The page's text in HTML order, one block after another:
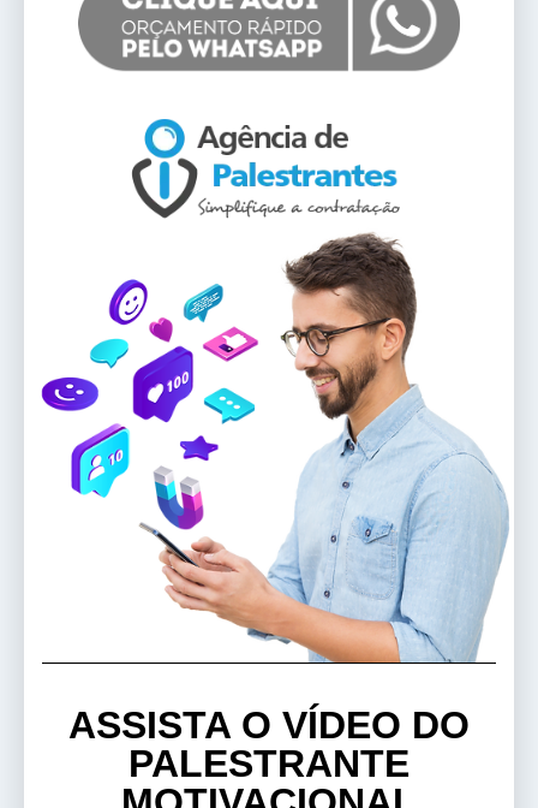
ASSISTA O VÍDEO DO
PALESTRANTE